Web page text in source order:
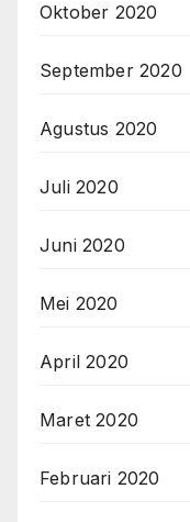
Oktober 2020
September 2020
Agustus 2020
Juli 2020
Juni 2020
Mei 2020
April 2020
Maret 2020
Februari 2020